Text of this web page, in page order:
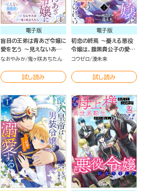
電子版
盲目の王弟は青あざ令嬢に
愛を乞う ～見えないあな
たと醜い私～ コミック版
なおやみか 鬼ヶ咲あちたん
試し読み
電子版
初恋の終焉 ～憂える悪役
令嬢は、腹黒貴公子の愛に
絡めとられる～ コミック版
コウゼロ 湊未来
試し読み